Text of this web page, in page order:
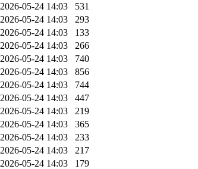
2026-05-24 14:03
531
2026-05-24 14:03
293
2026-05-24 14:03
133
2026-05-24 14:03
266
2026-05-24 14:03
740
2026-05-24 14:03
856
2026-05-24 14:03
744
2026-05-24 14:03
447
2026-05-24 14:03
219
2026-05-24 14:03
365
2026-05-24 14:03
233
2026-05-24 14:03
217
2026-05-24 14:03
179